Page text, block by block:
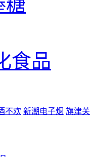
食品
不欢 新潮电子烟 旗津